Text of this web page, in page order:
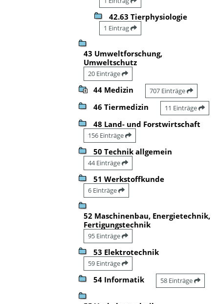
42.63 Tierphysiologie
1 Eintrag
43 Umweltforschung,
Umweltschutz
20 Einträge
44 Medizin 707 Einträge
46 Tiermedizin 11 Einträge
48 Land- und Forstwirtschaft
156 Einträge
50 Technik allgemein
44 Einträge
51 Werkstoffkunde
6 Einträge
52 Maschinenbau, Energietechnik,
Fertigungstechnik
95 Einträge
53 Elektrotechnik
59 Einträge
54 Informatik 58 Einträge